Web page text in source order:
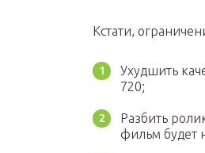
Кстати,
Ухудшить
720;
Разбить
фильм будет